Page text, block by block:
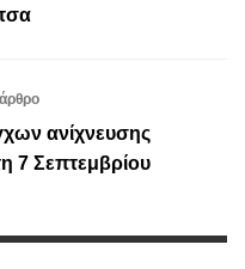
ανίχνευσης
7 Σεπτεμβρίου